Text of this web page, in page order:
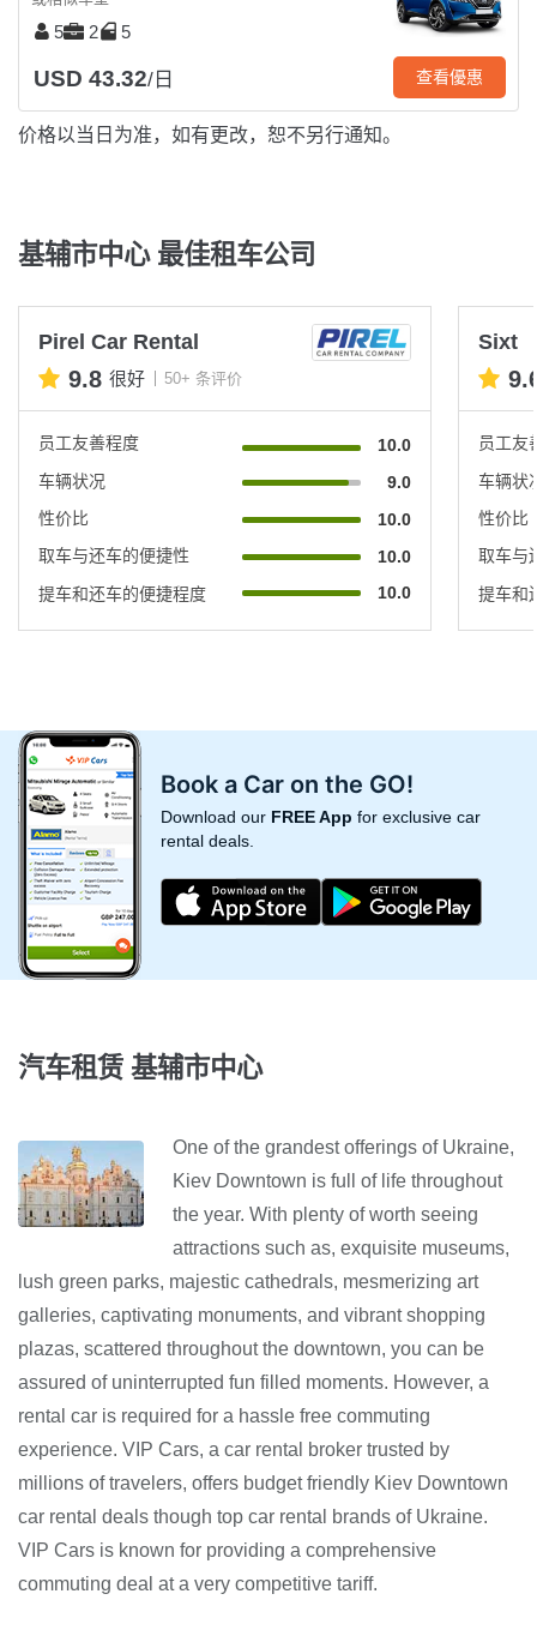
5 2 5
USD 43.32/日 查看優惠
价格以当日为准，如有更改，恕不另行通知。
基辅市中心 最佳租车公司
Pirel Car Rental
9.8 很好 50+ 条评价
员工友善程度
10.0
车辆状况
9.0
性价比
10.0
取车与还车的便捷性
10.0
提车和还车的便捷程度
10.0
Sixt
员工友
车辆状
性价比
取车与
提车和
Book a Car on the GO!
Download our FREE App for exclusive car
rental deals.
汽车租赁 基辅市中心
One of the grandest offerings of Ukraine,
Kiev Downtown is full of life throughout
the year. With plenty of worth seeing
attractions such as, exquisite museums,
lush green parks, majestic cathedrals, mesmerizing art
galleries, captivating monuments, and vibrant shopping
plazas, scattered throughout the downtown, you can be
assured of uninterrupted fun filled moments. However, a
rental car is required for a hassle free commuting
experience. VIP Cars, a car rental broker trusted by
millions of travelers, offers budget friendly Kiev Downtown
car rental deals though top car rental brands of Ukraine.
VIP Cars is known for providing a comprehensive
commuting deal at a very competitive tariff.